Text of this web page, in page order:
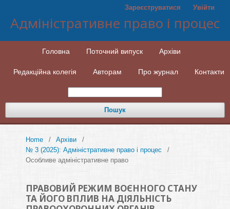
Адміністративне право і процес
Головна Поточний випуск Архіви
Редакцiйна колегiя Авторам Про журнал Контакти
Пошук
Зареєструватися Увійти
Home / Архіви
/
№ 3 (2025): Адміністративне право і процес
/
Особливе адмiнiстративне право
ПРАВОВИЙ РЕЖИМ ВОЄННОГО СТАНУ
ТА ЙОГО ВПЛИВ НА ДІЯЛЬНІСТЬ